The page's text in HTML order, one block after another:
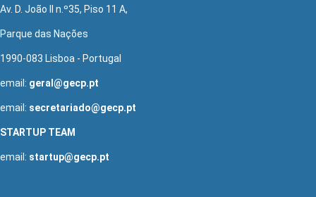
Av. D. João II n.º35, Piso 11 A,
Parque das Nações
1990-083 Lisboa - Portugal
email: geral@gecp.pt
email: secretariado@gecp.pt
STARTUP TEAM
email: startup@gecp.pt